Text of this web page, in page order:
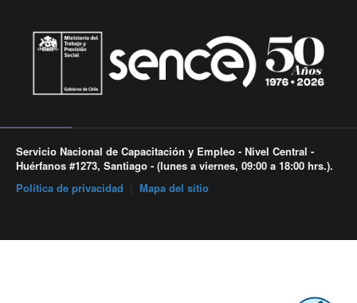
Servicio Nacional de Capacitación y Empleo - Nivel Central -
Huérfanos #1273, Santiago - (lunes a viernes, 09:00 a 18:00 hrs.).
Política de privacidad
Mapa del sitio